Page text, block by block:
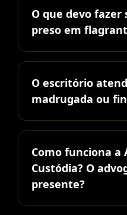
O que devo
preso em
O escritório
madrugada ou
Como funciona a
Custódia? O
presente?